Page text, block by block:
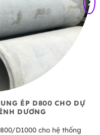
ÉP D800 CHO DỰ
DƯƠNG
D1000 cho hệ thống